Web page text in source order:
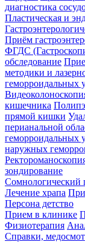
диагностика
Пластическая и
Приём
ФГДС
обследование
методики и
геморроидальных
кишечника
прямой кишки
перианальной
геморроидальных
наружных
зондирование
Сомнологический
Лечение храпа
Персона детство
Прием в клинике
Физиотерапия
Справки,